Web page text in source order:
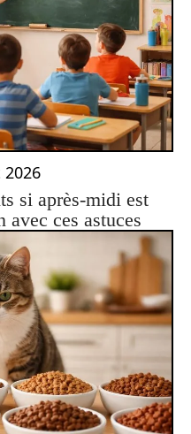
si après-midi est
ces astuces